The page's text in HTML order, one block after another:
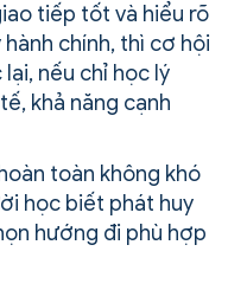
tiếp tốt và hiểu rõ
chính, thì cơ hội
nếu chỉ học lý
khả năng cạnh
toàn không khó
học biết phát huy
hướng đi phù hợp